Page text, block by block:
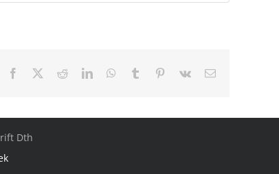
Facebook RedditLinkedInWhatsApp
Tumblr Pinterest
Vk
E-
Dth